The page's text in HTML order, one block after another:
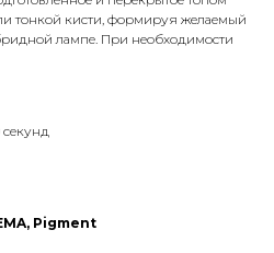
тонкой кисти, формируя желаемый
лампе. При необходимости
Pigment